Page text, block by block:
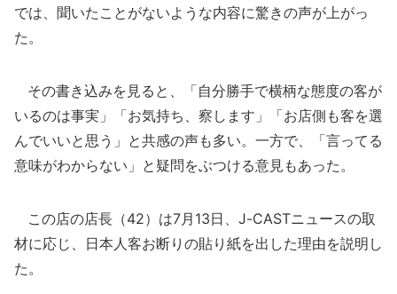
では、聞いたことがないような内容に驚きの声が上がっ
た。
その書き込みを見ると、「自分勝手で横柄な態度の客が
いるのは事実」「お気持ち、察します」「お店側も客を選
んでいいと思う」と共感の声も多い。一方で、「言ってる
意味がわからない」と疑問をぶつける意見もあった。
この店の店長（42）は7月13日、J-CASTニュースの取
材に応じ、日本人客お断りの貼り紙を出した理由を説明し
た。